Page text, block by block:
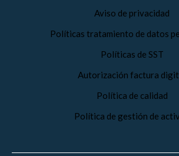
Aviso de privacidad
Políticas tratamiento de datos
Políticas de SST
Autorización factura
Política de calidad
Política de gestión de